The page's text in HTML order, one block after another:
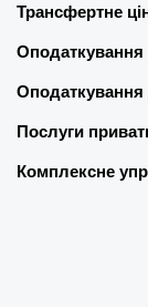
Трансфертне
Оподаткування
Оподаткування
Послуги
Комплексне